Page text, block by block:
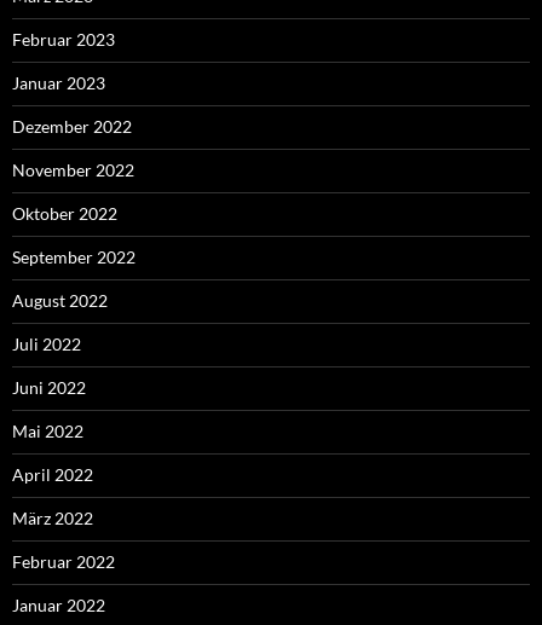
Februar 2023
Januar 2023
Dezember 2022
November 2022
Oktober 2022
September 2022
August 2022
Juli 2022
Juni 2022
Mai 2022
April 2022
März 2022
Februar 2022
Januar 2022